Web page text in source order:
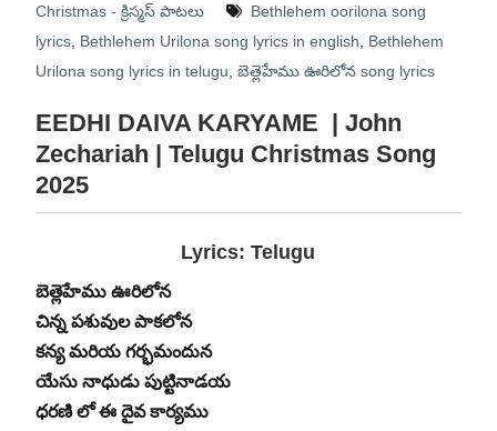
Christmas - క్రిస్మస్ పాటలు
Bethlehem oorilona song
lyrics, Bethlehem Urilona song lyrics in english
Bethlehem
Urilona song lyrics in telugu బెత్లెహేము ఊరిలోన song lyrics
EEDHI DAIVA KARYAME | John
Zechariah | Telugu Christmas Song
2025
Lyrics: Telugu
బెత్లెహేము ఊరిలోన
చిన్న పశువుల పాకలోన
కన్య మరియ గర్భమందున
యేసు నాధుడు పుట్టినాడయ
ధరణి లో ఈ దైవ కార్యము